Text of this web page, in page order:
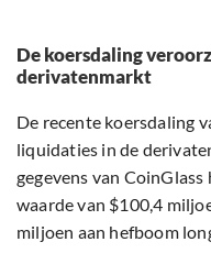
De koersdaling
derivatenmarkt
De recente koersdaling
liquidaties in de
gegevens van
waarde van $100,4
miljoen aan hefboom